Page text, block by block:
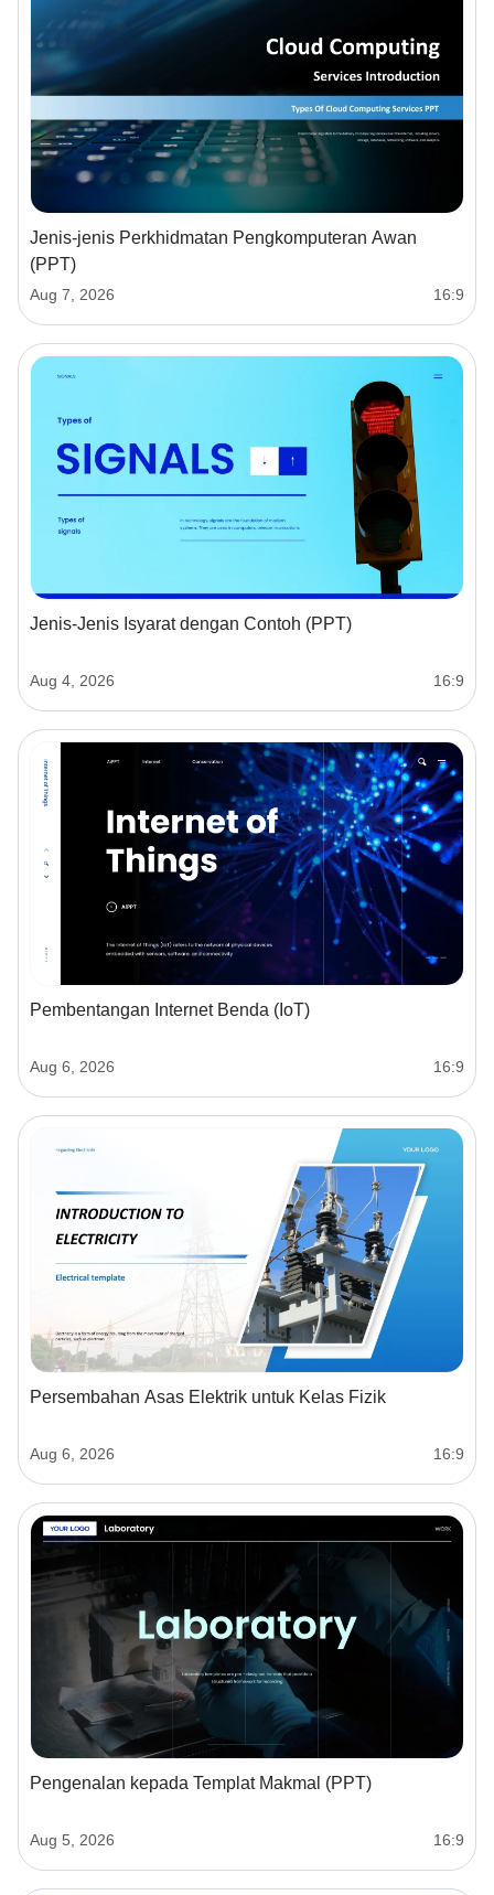
Jenis-jenis Perkhidmatan Pengkomputeran Awan
(PPT)
Aug 7, 2026 16:9
Jenis-Jenis Isyarat dengan Contoh (PPT)
Aug 4, 2026 16:9
Pembentangan Internet Benda (IoT)
Aug 6, 2026 16:9
Persembahan Asas Elektrik untuk Kelas Fizik
Aug 6, 2026 16:9
Pengenalan kepada Templat Makmal (PPT)
Aug 5, 2026 16:9